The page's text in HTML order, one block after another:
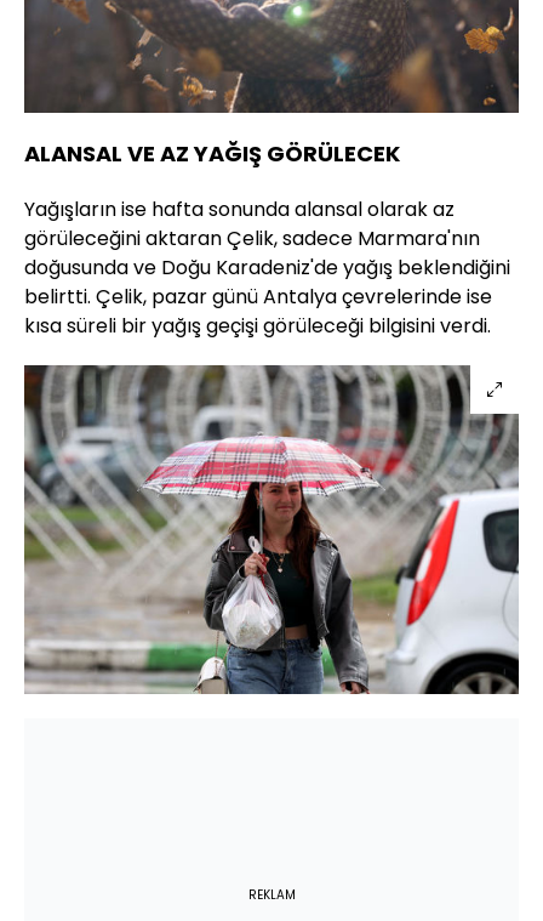
ALANSAL VE AZ YAĞIŞ GÖRÜLECEK
Yağışların ise hafta sonunda alansal olarak az
görüleceğini aktaran Çelik, sadece Marmara'nın
doğusunda ve Doğu Karadeniz'de yağış beklendiğini
belirtti. Çelik, pazar günü Antalya çevrelerinde ise
kısa süreli bir yağış geçişi görüleceği bilgisini verdi.
REKLAM